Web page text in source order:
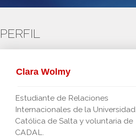
PERFIL
Clara Wolmy
Estudiante de Relaciones
Internacionales de la Universidad
Católica de Salta y voluntaria de
CADAL.